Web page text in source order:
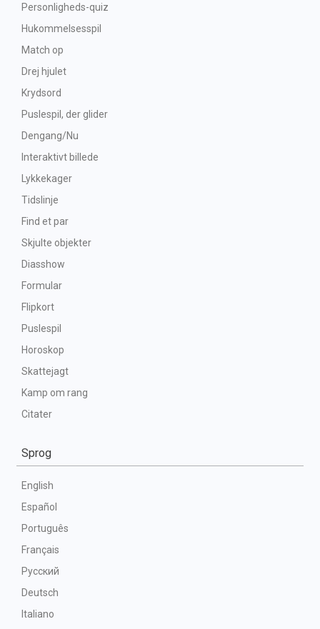
Personligheds-quiz
Hukommelsesspil
Match op
Drej hjulet
Krydsord
Puslespil, der glider
Dengang/Nu
Interaktivt billede
Lykkekager
Tidslinje
Find et par
Skjulte objekter
Diasshow
Formular
Flipkort
Puslespil
Horoskop
Skattejagt
Kamp om rang
Citater
Sprog
English
Español
Português
Français
Русский
Deutsch
Italiano